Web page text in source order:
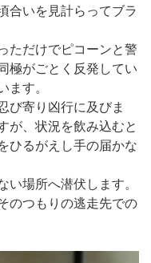
合いを見計らってブラ
ただけでピコーンと警
極がごとく反発してい
す。
び寄り凶行に及びま
が、状況を飲み込むと
ひるがえし手の届かな
場所へ潜伏します。
のつもりの逃走先での